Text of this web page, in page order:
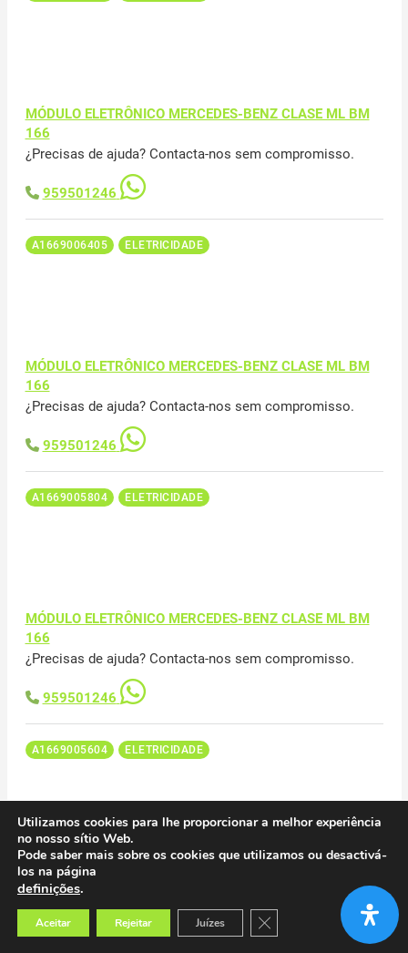
MÓDULO ELETRÔNICO MERCEDES-BENZ CLASE ML BM
166
¿Precisas de ajuda? Contacta-nos sem compromisso.
959501246
A1669006405 ELETRICIDADE
MÓDULO ELETRÔNICO MERCEDES-BENZ CLASE ML BM
166
¿Precisas de ajuda? Contacta-nos sem compromisso.
959501246
A1669005804 ELETRICIDADE
MÓDULO ELETRÔNICO MERCEDES-BENZ CLASE ML BM
166
¿Precisas de ajuda? Contacta-nos sem compromisso.
959501246
A1669005604 ELETRICIDADE
MÓDULO ELETRÔNICO MERCEDES-BENZ CLASE ML BM
166
¿Precisas de ajuda? Contacta-nos sem compromisso.
Utilizamos cookies para lhe proporcionar a melhor experiência
no nosso sítio Web.
Pode saber mais sobre os cookies que utilizamos ou desactivá-
los na página
definições.
Aceitar Rejeitar Juízes Close GDPR Cookie Banner